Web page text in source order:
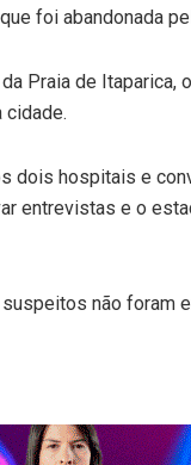
foi abandonada
Praia de Itaparica,
cidade.
dois hospitais e
entrevistas e o
não foram